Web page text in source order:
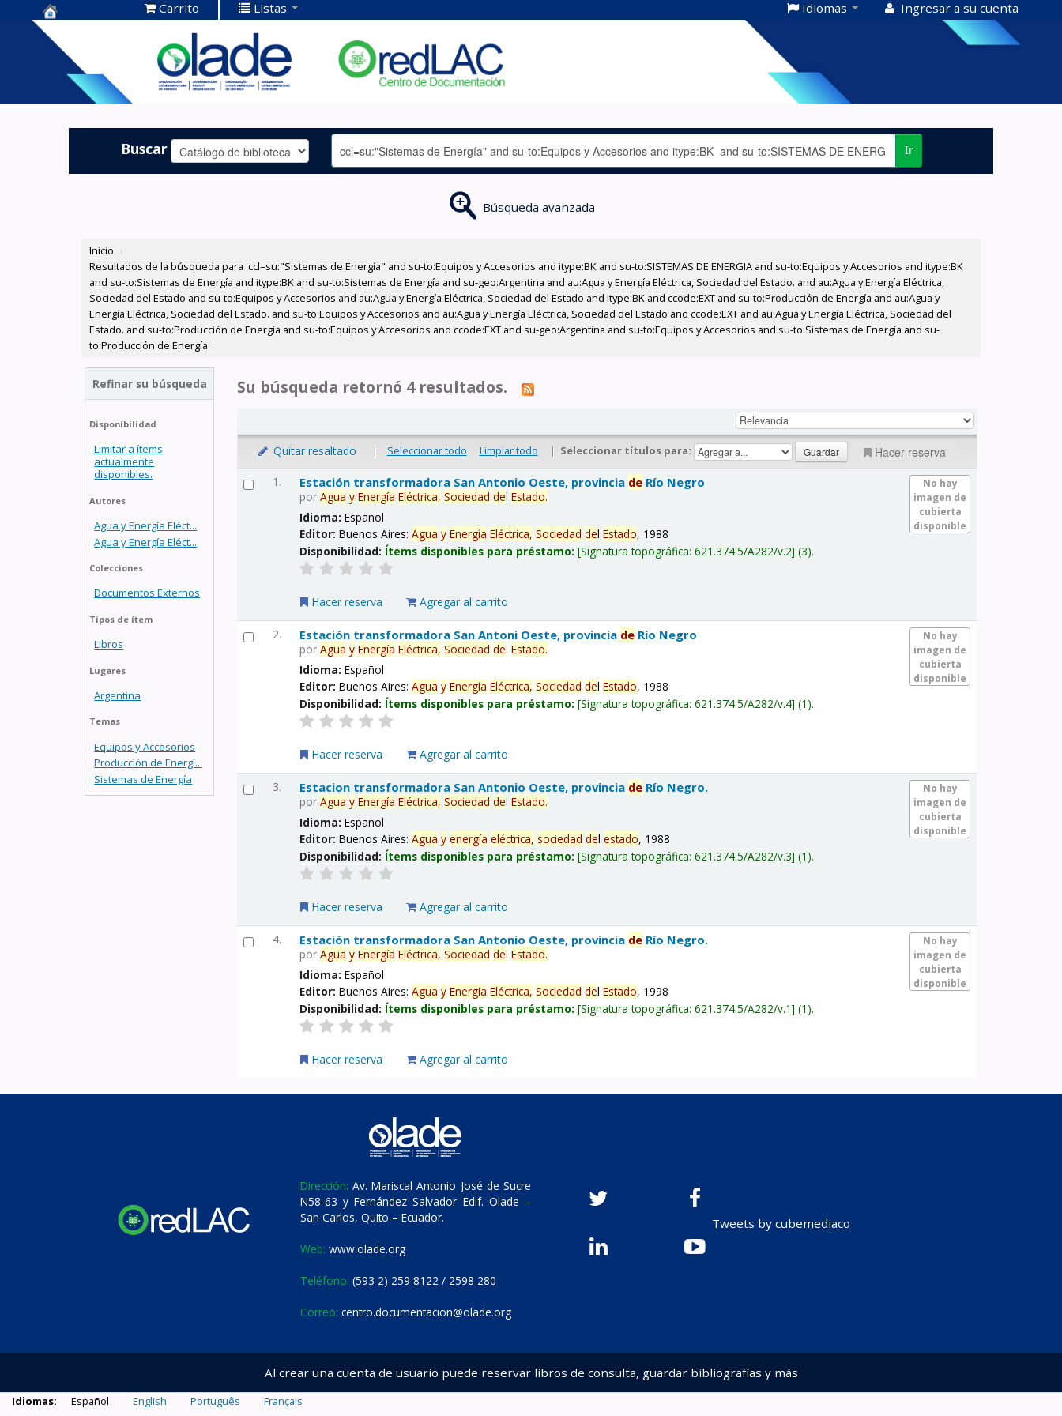
Centro de
Documentación
OLADE -
Carrito Listas Idiomas Ingresar a su cuenta
Buscar Ir
Búsqueda avanzada
Inicio ›
Resultados de la búsqueda para 'ccl=su:"Sistemas de Energía" and su-to:Equipos y Accesorios and itype:BK and su-to:SISTEMAS DE ENERGIA and su-to:Equipos y Accesorios and itype:BK
and su-to:Sistemas de Energía and itype:BK and su-to:Sistemas de Energía and su-geo:Argentina and au:Agua y Energía Eléctrica, Sociedad del Estado. and au:Agua y Energía Eléctrica,
Sociedad del Estado and su-to:Equipos y Accesorios and au:Agua y Energía Eléctrica, Sociedad del Estado and itype:BK and ccode:EXT and su-to:Producción de Energía and au:Agua y
Energía Eléctrica, Sociedad del Estado. and su-to:Equipos y Accesorios and au:Agua y Energía Eléctrica, Sociedad del Estado and ccode:EXT and au:Agua y Energía Eléctrica, Sociedad del
Estado. and su-to:Producción de Energía and su-to:Equipos y Accesorios and ccode:EXT and su-geo:Argentina and su-to:Equipos y Accesorios and su-to:Sistemas de Energía and su-
to:Producción de Energía'
Refinar su búsqueda
Disponibilidad
Limitar a ítems
actualmente
disponibles.
Autores
Agua y Energía Eléct...
Agua y Energía Eléct...
Colecciones
Documentos Externos
Tipos de ítem
Libros
Lugares
Argentina
Temas
Equipos y Accesorios
Producción de Energí...
Sistemas de Energía
Su búsqueda retornó 4 resultados.
Quitar resaltado | Seleccionar todo Limpiar todo | Seleccionar títulos para: Hacer reserva
1.
No hay
imagen de
cubierta
disponible
Estación transformadora San Antonio Oeste, provincia de Río Negro
porAgua y Energía Eléctrica, Sociedad delEstado.
Idioma:Español
Editor:Buenos Aires:Agua y Energía Eléctrica, Sociedad delEstado, 1988
Disponibilidad: Ítems disponibles para préstamo: Signatura topográfica:621.374.5/A282/v.2 (3).
Hacer reserva Agregar al carrito
2.
No hay
imagen de
cubierta
disponible
Estación transformadora San Antoni Oeste, provincia de Río Negro
porAgua y Energía Eléctrica, Sociedad delEstado.
Idioma:Español
Editor:Buenos Aires:Agua y Energía Eléctrica, Sociedad delEstado, 1988
Disponibilidad: Ítems disponibles para préstamo: Signatura topográfica:621.374.5/A282/v.4 (1).
Hacer reserva Agregar al carrito
3.
No hay
imagen de
cubierta
disponible
Estacion transformadora San Antonio Oeste, provincia de Río Negro.
porAgua y Energía Eléctrica, Sociedad delEstado.
Idioma:Español
Editor:Buenos Aires:Agua y energía eléctrica, sociedad delestado, 1988
Disponibilidad: Ítems disponibles para préstamo: Signatura topográfica:621.374.5/A282/v.3 (1).
Hacer reserva Agregar al carrito
4.
No hay
imagen de
cubierta
disponible
Estación transformadora San Antonio Oeste, provincia de Río Negro.
porAgua y Energía Eléctrica, Sociedad delEstado.
Idioma:Español
Editor:Buenos Aires:Agua y Energía Eléctrica, Sociedad delEstado, 1998
Disponibilidad: Ítems disponibles para préstamo: Signatura topográfica:621.374.5/A282/v.1 (1).
Hacer reserva Agregar al carrito
Dirección: Av. Mariscal Antonio José de Sucre
N58-63 y Fernández Salvador Edif. Olade –
San Carlos, Quito – Ecuador.
Web: www.olade.org
Teléfono: (593 2) 259 8122 / 2598 280
Correo: centro.documentacion@olade.org
Tweets by cubemediaco
Al crear una cuenta de usuario puede reservar libros de consulta, guardar bibliografías y más
Idiomas: Español English Português Français